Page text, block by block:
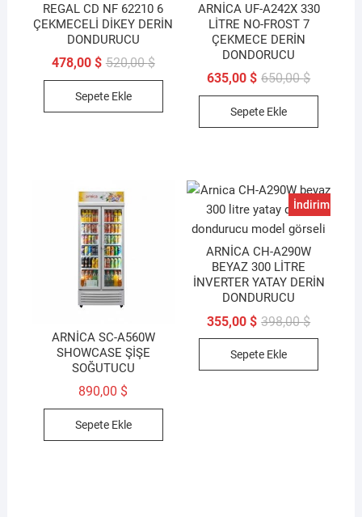
REGAL CD NF 62210 6
ÇEKMECELİ DİKEY DERİN
DONDURUCU
520,00$Orijinal
478,00 $
Şu
478,00 $.
Sepete Ekle
ARNİCA UF-A242X 330
LİTRE NO-FROST 7
ÇEKMECE DERİN
DONDORUCU
650,00$Orijinal
635,00$
Şu
Sepete Ekle
ARNİCA SC-A560W
SHOWCASE ŞİŞE
SOĞUTUCU
890,00 $
Sepete Ekle
İndirim!
ARNİCA CH-A290W
BEYAZ 300 LİTRE
İNVERTER YATAY DERİN
DONDURUCU
398,00$Orijinal
355,00$
Şu
Sepete Ekle